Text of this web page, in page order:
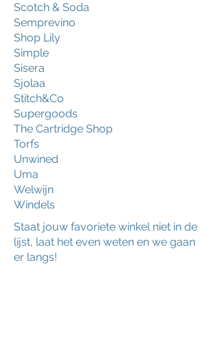
Scotch & Soda
Semprevino
Shop Lily
Simple
Sisera
Sjolaa
Stitch&Co
Supergoods
The Cartridge Shop
Torfs
Unwined
Uma
Welwijn
Windels
Staat jouw favoriete winkel niet in de
lijst, laat het even weten en we gaan
er langs!